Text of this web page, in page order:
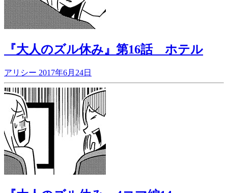
『大人のズル休み』第16話 ホテル
アリシー 2017年6月24日